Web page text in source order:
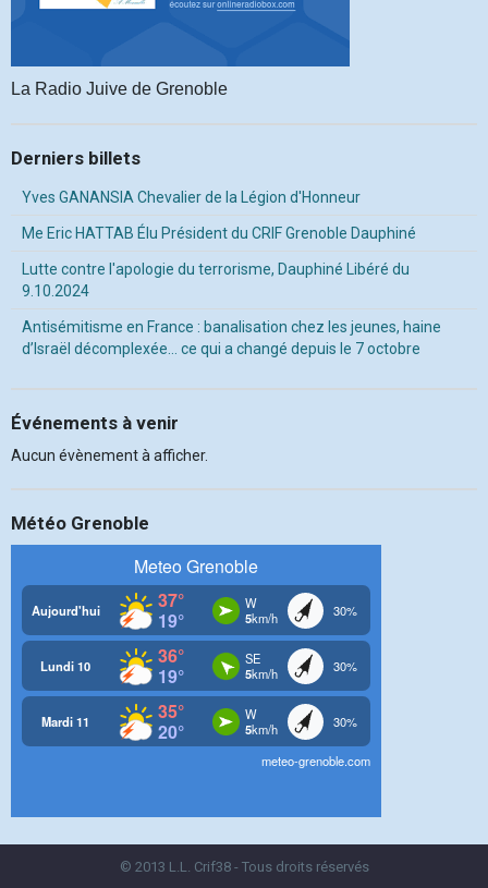
La Radio Juive de Grenoble
Derniers billets
Yves GANANSIA Chevalier de la Légion d'Honneur
Me Eric HATTAB Élu Président du CRIF Grenoble Dauphiné
Lutte contre l'apologie du terrorisme, Dauphiné Libéré du
9.10.2024
Antisémitisme en France : banalisation chez les jeunes, haine
d’Israël décomplexée… ce qui a changé depuis le 7 octobre
Événements à venir
Aucun évènement à afficher.
Météo Grenoble
© 2013 L.L. Crif38 - Tous droits réservés